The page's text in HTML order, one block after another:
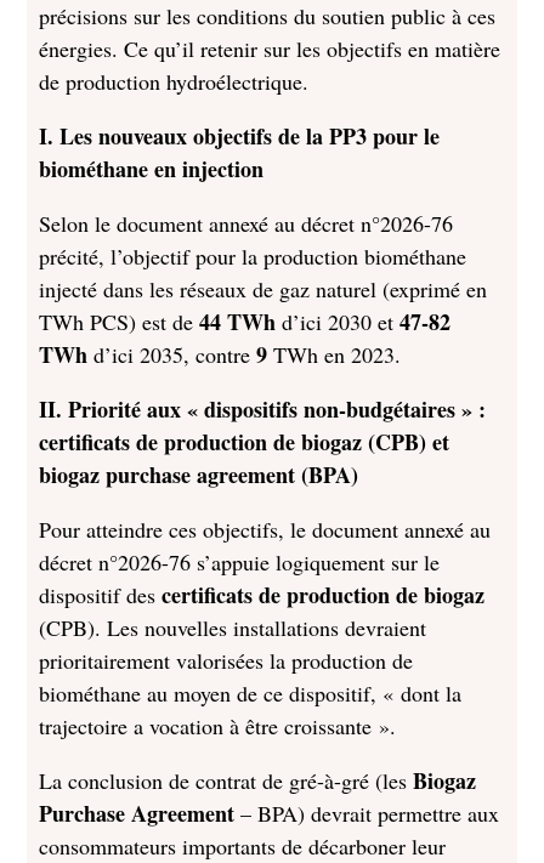
précisions sur les conditions du soutien public à ces
énergies. Ce qu’il retenir sur les objectifs en matière
de production hydroélectrique.
I. Les nouveaux objectifs de la PP3 pour le
biométhane en injection
Selon le document annexé au décret n°2026-76
précité, l’objectif pour la production biométhane
injecté dans les réseaux de gaz naturel (exprimé en
TWh PCS) est de44 TWh d’ici 2030 et47-82
TWh d’ici 2035, contre9 TWh en 2023.
II. Priorité aux « dispositifs non-budgétaires » :
certificats de production de biogaz (CPB) et
biogaz purchase agreement (BPA)
Pour atteindre ces objectifs, le document annexé au
décret n°2026-76 s’appuie logiquement sur le
dispositif descertificats de production de biogaz
(CPB). Les nouvelles installations devraient
prioritairement valorisées la production de
biométhane au moyen de ce dispositif, « dont la
trajectoire a vocation à être croissante ».
La conclusion de contrat de gré-à-gré (lesBiogaz
Purchase Agreement – BPA) devrait permettre aux
consommateurs importants de décarboner leur